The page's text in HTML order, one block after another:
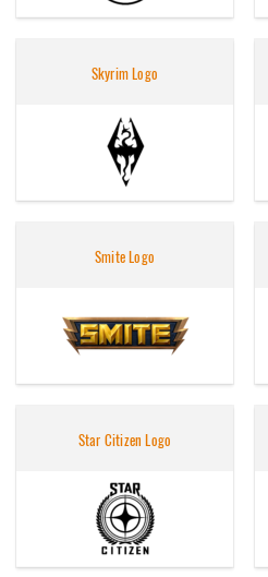
Skyrim Logo
Smite Logo
Star Citizen Logo